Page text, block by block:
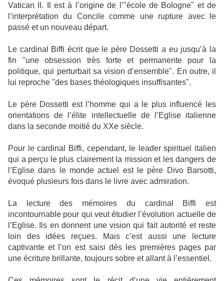
Vatican II. Il est à l’origine de l’"école de Bologne" et de
l’interprétation du Concile comme une rupture avec le
passé et un nouveau départ.
Le cardinal Biffi écrit que le père Dossetti a eu jusqu’à la
fin "une obsession très forte et permanente pour la
politique, qui perturbait sa vision d’ensemble". En outre, il
lui reproche "des bases théologiques insuffisantes".
Le père Dossetti est l’homme qui a le plus influencé les
orientations de l’élite intellectuelle de l’Eglise italienne
dans la seconde moitié du XXe siècle.
Pour le cardinal Biffi, cependant, le leader spirituel italien
qui a perçu le plus clairement la mission et les dangers de
l’Eglise dans le monde actuel est le père Divo Barsotti,
évoqué plusieurs fois dans le livre avec admiration.
La lecture des mémoires du cardinal Biffi est
incontournable pour qui veut étudier l’évolution actuelle de
l’Eglise. Ils en donnent une vision qui fait autorité et reste
loin des idées reçues. Mais c’est aussi une lecture
captivante et l’on est saisi dès les premières pages par
une écriture brillante, toujours sobre et allant à l’essentiel.